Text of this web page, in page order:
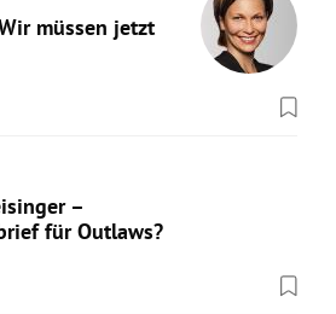
müssen jetzt
–
für Outlaws?